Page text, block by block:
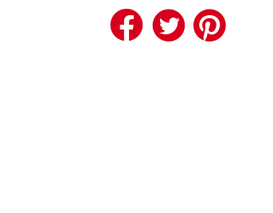
Facebook
Twitter